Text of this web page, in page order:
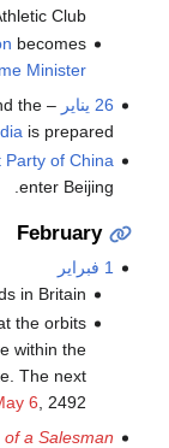
Club.
becomes
Minister
26 يناير
–
the
is prepared.
Party of China
enter Beijing.
February
1 فبراير
in Britain.
the orbits
within the
The next
6 , 2492.
of a Salesman